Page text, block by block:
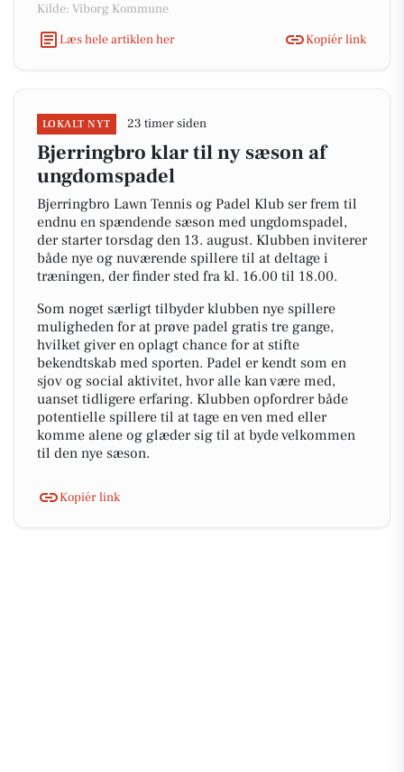
Kilde: Viborg Kommune
Læs hele artiklen her
Kopiér link
LOKALT NYT 23 timer siden
Bjerringbro klar til ny sæson af
ungdomspadel
Bjerringbro Lawn Tennis og Padel Klub ser frem til
endnu en spændende sæson med ungdomspadel,
der starter torsdag den 13. august. Klubben inviterer
både nye og nuværende spillere til at deltage i
træningen, der finder sted fra kl. 16.00 til 18.00.
Som noget særligt tilbyder klubben nye spillere
muligheden for at prøve padel gratis tre gange,
hvilket giver en oplagt chance for at stifte
bekendtskab med sporten. Padel er kendt som en
sjov og social aktivitet, hvor alle kan være med,
uanset tidligere erfaring. Klubben opfordrer både
potentielle spillere til at tage en ven med eller
komme alene og glæder sig til at byde velkommen
til den nye sæson.
Kopiér link